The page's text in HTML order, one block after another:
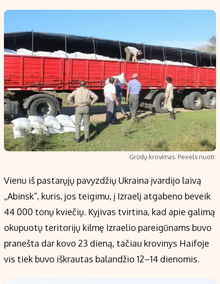
Grūdų krovimas. Pexels nuotr.
Vienu iš pastarųjų pavyzdžių Ukraina įvardijo laivą
„Abinsk“, kuris, jos teigimu, į Izraelį atgabeno beveik
44 000 tonų kviečių. Kyjivas tvirtina, kad apie galimą
okupuotų teritorijų kilmę Izraelio pareigūnams buvo
pranešta dar kovo 23 dieną, tačiau krovinys Haifoje
vis tiek buvo iškrautas balandžio 12–14 dienomis.